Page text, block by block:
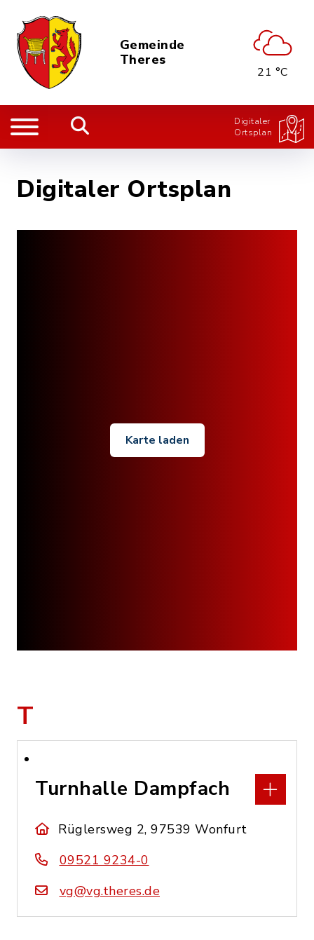
Gemeinde
Theres
21 °C
Digitaler
Ortsplan
Digitaler Ortsplan
Karte laden
T
Turnhalle Dampfach
Rüglersweg 2, 97539 Wonfurt
09521 9234-0
vg@vg.theres.de